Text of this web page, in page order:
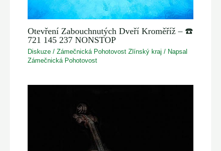
Otevření Zabouchnutých Dveří Kroměříž – ☎️
721 145 237 NONSTOP
Diskuze /Zámečnická Pohotovost Zlínský kraj / Napsal
Zámečnická Pohotovost